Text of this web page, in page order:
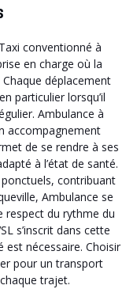
conventionné à
en charge où la
déplacement
particulier lorsqu’il
Ambulance à
accompagnement
de se rendre à ses
à l’état de santé.
contribuant
Ambulance se
respect du rythme du
s’inscrit dans cette
est nécessaire. Choisir
pour un transport
trajet.